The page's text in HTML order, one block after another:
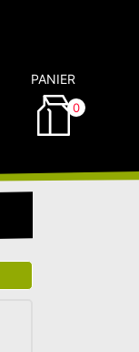
PANIER
0